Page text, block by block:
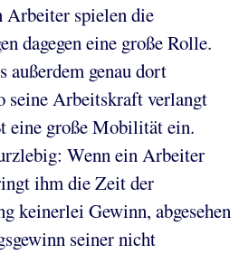
Arbeiter spielen die
dagegen eine große Rolle.
außerdem genau dort
seine Arbeitskraft verlangt
eine große Mobilität ein.
Wenn ein Arbeiter
ihm die Zeit der
keinerlei Gewinn, abgesehen
seiner nicht